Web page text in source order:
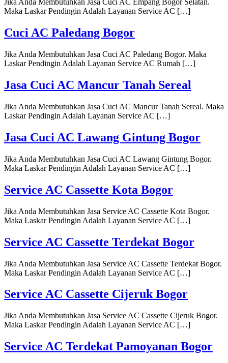
Jika Anda Membutuhkan Jasa Cuci AC Empang Bogor Selatan.
Maka Laskar Pendingin Adalah Layanan Service AC […]
Cuci AC Paledang Bogor
Jika Anda Membutuhkan Jasa Cuci AC Paledang Bogor. Maka
Laskar Pendingin Adalah Layanan Service AC Rumah […]
Jasa Cuci AC Mancur Tanah Sereal
Jika Anda Membutuhkan Jasa Cuci AC Mancur Tanah Sereal. Maka
Laskar Pendingin Adalah Layanan Service AC […]
Jasa Cuci AC Lawang Gintung Bogor
Jika Anda Membutuhkan Jasa Cuci AC Lawang Gintung Bogor.
Maka Laskar Pendingin Adalah Layanan Service AC […]
Service AC Cassette Kota Bogor
Jika Anda Membutuhkan Jasa Service AC Cassette Kota Bogor.
Maka Laskar Pendingin Adalah Layanan Service AC […]
Service AC Cassette Terdekat Bogor
Jika Anda Membutuhkan Jasa Service AC Cassette Terdekat Bogor.
Maka Laskar Pendingin Adalah Layanan Service AC […]
Service AC Cassette Cijeruk Bogor
Jika Anda Membutuhkan Jasa Service AC Cassette Cijeruk Bogor.
Maka Laskar Pendingin Adalah Layanan Service AC […]
Service AC Terdekat Pamoyanan Bogor